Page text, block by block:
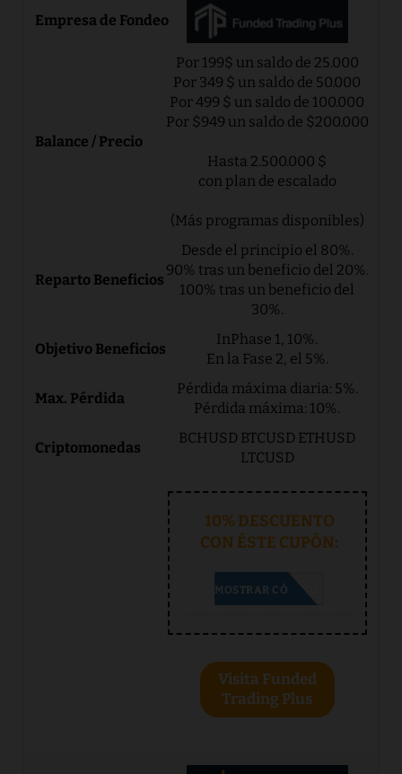
Por 199$ un saldo de 25.000
Por 349 $ un saldo de 50.000
Por 499 $ un saldo de 100.000
Por $949 un saldo de $200.000
Hasta 2.500.000 $
con plan de escalado
(Más programas disponibles)
Desde el principio el 80%.
90% tras un beneficio del 20%.
100% tras un beneficio del
30%.
InPhase 1, 10%.
En la Fase 2, el 5%.
Pérdida máxima diaria: 5%.
Pérdida máxima: 10%.
BCHUSD BTCUSD ETHUSD
LTCUSD
10% DESCUENTO
CON ÉSTE CUPÓN:
5BEST
MOSTRAR CÓDIGO
Visita Funded
Trading Plus